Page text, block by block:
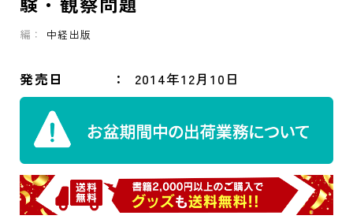
編： 中経出版
発売日 2014年12月10日